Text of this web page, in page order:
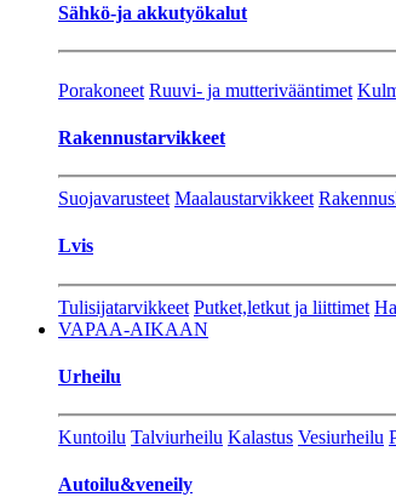
Sähkö-ja akkutyökalut
Porakoneet Ruuvi- ja mutterivääntimet
Rakennustarvikkeet
Suojavarusteet Maalaustarvikkeet
Lvis
Tulisijatarvikkeet Putket,letkut ja liittimet
VAPAA-AIKAAN
Urheilu
Kuntoilu Talviurheilu Kalastus Vesiurheilu
Autoilu&veneily